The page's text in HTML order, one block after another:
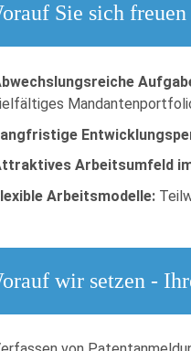
Sie sich
Arbeitsumfeld
Arbeitsmodelle:
wir setzen -